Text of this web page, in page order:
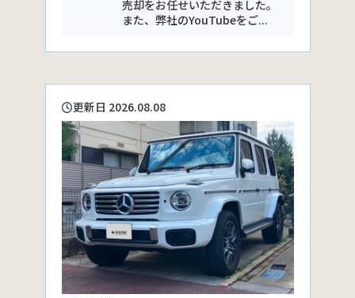
売却をお任せいただきました。
また、弊社のYouTubeをご...
更新日 2026.08.08